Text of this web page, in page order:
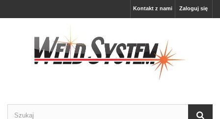
Zaloguj się
Kontakt z nami